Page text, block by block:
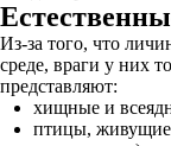
Из-за того, что
среде, враги у них
представляют:
хищные и
птицы, живущие